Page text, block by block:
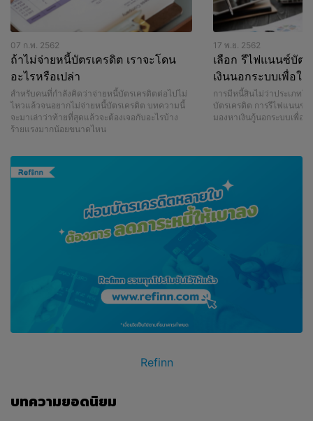
Refinn
บทความยอดนิยม
07 ก.พ. 2562
ถ้าไม่จ่ายหนี้บัตรเครดิต เราจะโดน
อะไรหรือเปล่า
สำหรับคนที่กำลังคิดว่าจ่ายหนี้บัตรเครดิตต่อไปไม่
ไหวแล้วจนอยากไม่จ่ายหนี้บัตรเครดิต บทความนี้
จะมาเล่าว่าท้ายที่สุดแล้วจะต้องเจอกับอะไรบ้าง
ร้ายแรงมากน้อยขนาดไหน
17 พ.ย. 2562
เลือก รีไฟแนนซ์บัต
เงินนอกระบบเพื่อใ
การมีหนี้สินไม่ว่าประเภทใ
บัตรเครดิต การรีไฟแนนซ์
มองหาเงินกู้นอกระบบเพื่อ